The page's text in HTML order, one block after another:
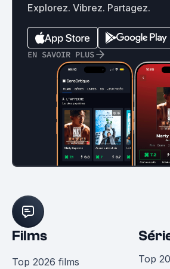
Explorez. Vibrez. Partagez.
EN SAVOIR PLUS
Films
Top 2026 films
Top